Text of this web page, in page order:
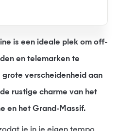
is een ideale plek om off-
en telemarken te
verscheidenheid aan
rustige charme van het
en het Grand-Massif.